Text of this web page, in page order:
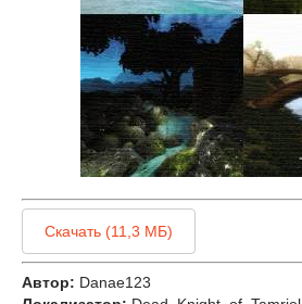
Скачать (11,3 МБ)
Автор: Danae123